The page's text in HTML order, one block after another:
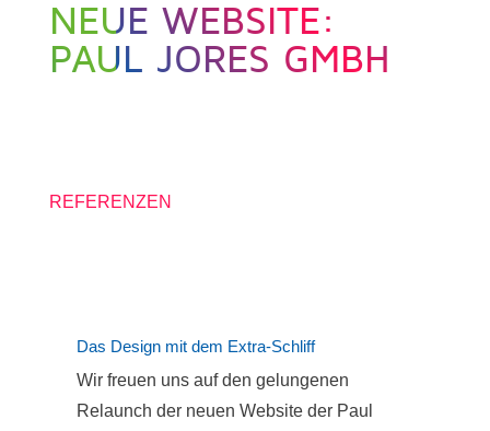
NEUE WEBSITE:
PAUL JORES GMBH
REFERENZEN
Das Design mit dem Extra-Schliff
Wir freuen uns auf den gelungenen
Relaunch der neuen Website der Paul